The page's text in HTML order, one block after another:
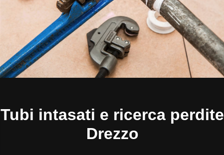
Tubi intasati e ricerca perdite
Drezzo